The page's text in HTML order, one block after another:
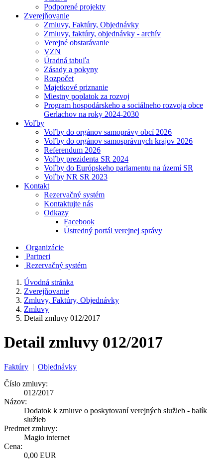
Podporené projekty
Zverejňovanie
Zmluvy, Faktúry, Objednávky
Zmluvy, faktúry, objednávky - archív
Verejné obstarávanie
VZN
Úradná tabuľa
Zásady a pokyny
Rozpočet
Majetkové priznanie
Miestny poplatok za rozvoj
Program hospodárskeho a sociálneho rozvoja obce
Gerlachov na roky 2024-2030
Voľby
Voľby do orgánov samoprávy obcí 2026
Voľby do orgánov samosprávnych krajov 2026
Referendum 2026
Voľby prezidenta SR 2024
Voľby do Európskeho parlamentu na území SR
Voľby NR SR 2023
Kontakt
Rezervačný systém
Kontaktujte nás
Odkazy
Facebook
Ústredný portál verejnej správy
Organizácie
Partneri
Rezervačný systém
Úvodná stránka
Zverejňovanie
Zmluvy, Faktúry, Objednávky
Zmluvy
Detail zmluvy 012/2017
Detail zmluvy 012/2017
Faktúry | Objednávky
Číslo zmluvy:
012/2017
Názov:
Dodatok k zmluve o poskytovaní verejných služieb - balík
služieb
Predmet zmluvy:
Magio internet
Cena:
0,00 EUR